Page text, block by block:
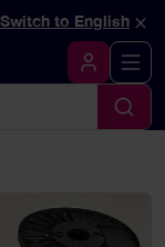
Switch to English ×
Logga in
Sök